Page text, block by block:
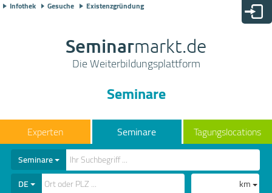
Infothek Gesuche Existenzgründung
Seminarmarkt.de
Die Weiterbildungsplattform
Seminare
Seminare Tagungslocations
Seminare
DE
km